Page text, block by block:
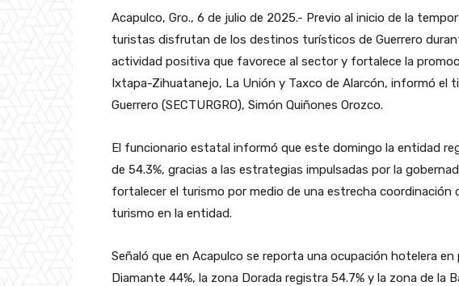
Acapulco, Gro., 6 de julio de 2025.- Previo al inicio de la
turistas disfrutan de los destinos turísticos de Guerrero
actividad positiva que favorece al sector y fortalece la
Ixtapa-Zihuatanejo, La Unión y Taxco de Alarcón, informó el
Guerrero (SECTURGRO), Simón Quiñones Orozco.
El funcionario estatal informó que este domingo la entidad
de 54.3%, gracias a las estrategias impulsadas por la
fortalecer el turismo por medio de una estrecha
turismo en la entidad.
Señaló que en Acapulco se reporta una ocupación hotelera en
Diamante 44%, la zona Dorada registra 54.7% y la zona de la